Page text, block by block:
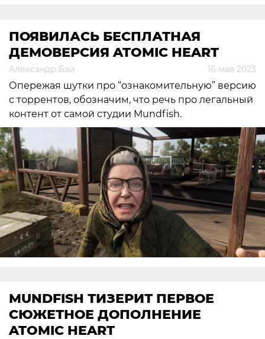
ПОЯВИЛАСЬ БЕСПЛАТНАЯ
ДЕМОВЕРСИЯ ATOMIC HEART
Александр Бэй 16 мая 2023
Опережая шутки про “ознакомительную” версию
с торрентов, обозначим, что речь про легальный
контент от самой студии Mundfish.
MUNDFISH ТИЗЕРИТ ПЕРВОЕ
СЮЖЕТНОЕ ДОПОЛНЕНИЕ
ATOMIC HEART